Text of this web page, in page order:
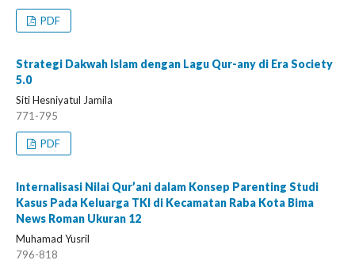
PDF
Strategi Dakwah Islam dengan Lagu Qur-any di Era Society
5.0
Siti Hesniyatul Jamila
771-795
PDF
Internalisasi Nilai Qur’ani dalam Konsep Parenting Studi
Kasus Pada Keluarga TKI di Kecamatan Raba Kota Bima
News Roman Ukuran 12
Muhamad Yusril
796-818